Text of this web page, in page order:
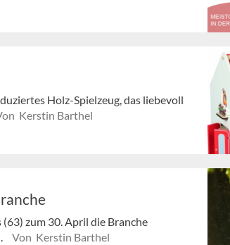
Holz-Spielzeug, das liebevoll
Kerstin Barthel
zum 30. April die Branche
Von Kerstin Barthel